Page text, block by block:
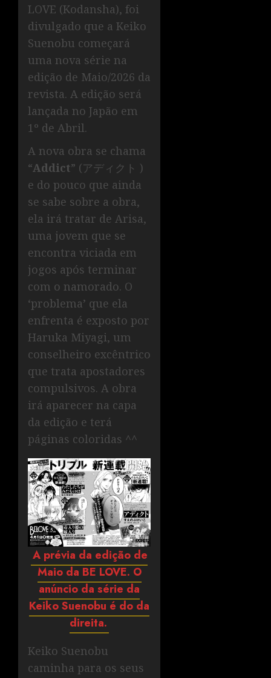
LOVE (Kodansha), foi
divulgado que a Keiko
Suenobu começará
uma nova série na
edição de Maio/2026 da
revista. A edição será
lançada no Japão em
1º de Abril.
A nova obra se chama
“Addict” (アディクト )
e do pouco que ainda
se sabe sobre a obra,
ela irá tratar de Arisa,
uma jovem que se
encontra viciada em
jogos após terminar
com o namorado. O
‘problema’ que ela
enfrenta é exposto por
Haruka Miyagi, um
conselheiro excêntrico
que trata apostadores
compulsivos. A obra
irá aparecer na capa
da edição e terá
páginas coloridas ^^
A prévia da edição de
Maio da BE LOVE. O
anúncio da série da
Keiko Suenobu é do da
direita.
Keiko Suenobu
caminha para os seus